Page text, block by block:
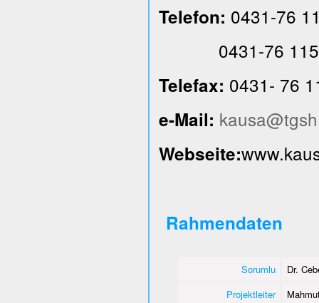
Telefon: 0431-76
0431-76 115
Telefax: 0431- 76
e-Mail:
Webseite:
Rahmendaten
Sorumlu
Dr.
Projektleiter